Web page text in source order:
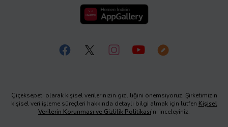
Çiçeksepeti olarak kişisel verilerinizin gizliliğini önemsiyoruz. Şirketimizin
kişisel veri işleme süreçleri hakkında detaylı bilgi almak için lütfen Kişisel
Verilerin Korunması ve Gizlilik Politikası’nı inceleyiniz.